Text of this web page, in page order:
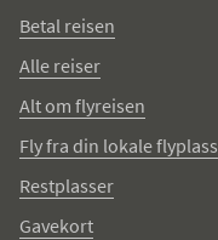
Betal reisen
Alle reiser
Alt om flyreisen
Fly fra din lokale flyplass
Restplasser
Gavekort